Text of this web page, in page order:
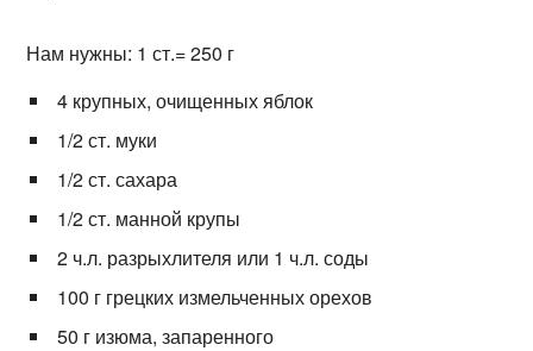
Нам нужны: 1 ст.= 250 г
4 крупных, очищенных яблок
1/2 ст. муки
1/2 ст. сахара
1/2 ст. манной крупы
2 ч.л. разрыхлителя или 1 ч.л. соды
100 г грецких измельченных орехов
50 г изюма, запаренного